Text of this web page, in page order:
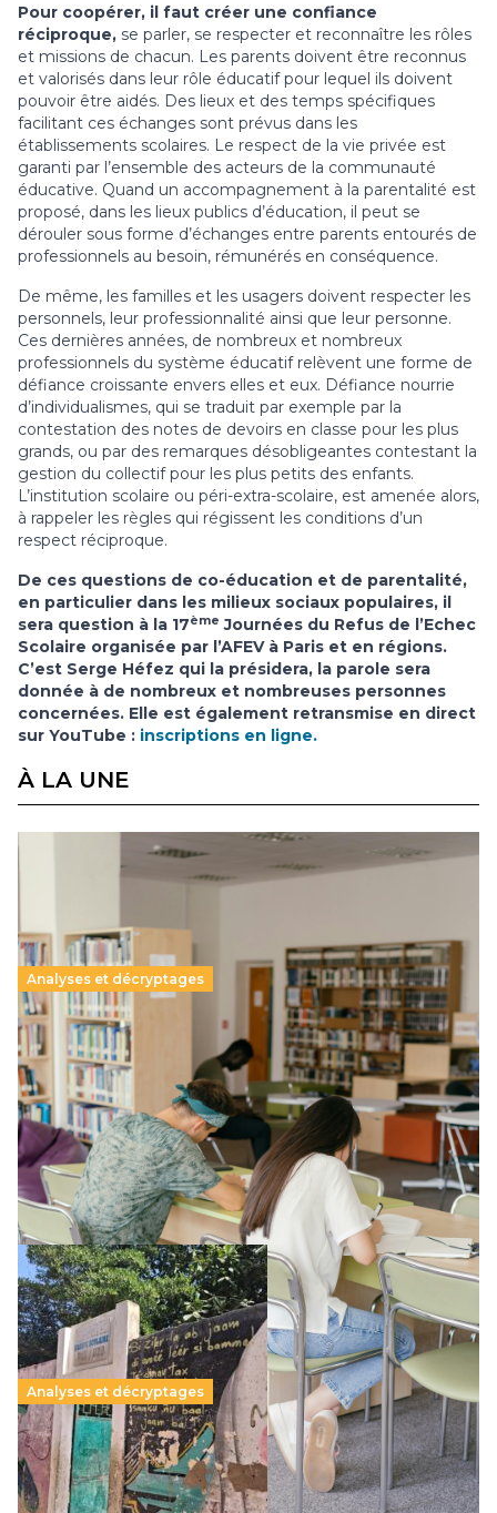
Pour coopérer, il faut créer une confiance
réciproque, se parler, se respecter et reconnaître les rôles
et missions de chacun. Les parents doivent être reconnus
et valorisés dans leur rôle éducatif pour lequel ils doivent
pouvoir être aidés. Des lieux et des temps spécifiques
facilitant ces échanges sont prévus dans les
établissements scolaires. Le respect de la vie privée est
garanti par l’ensemble des acteurs de la communauté
éducative. Quand un accompagnement à la parentalité est
proposé, dans les lieux publics d’éducation, il peut se
dérouler sous forme d’échanges entre parents entourés de
professionnels au besoin, rémunérés en conséquence.
De même, les familles et les usagers doivent respecter les
personnels, leur professionnalité ainsi que leur personne.
Ces dernières années, de nombreux et nombreux
professionnels du système éducatif relèvent une forme de
défiance croissante envers elles et eux. Défiance nourrie
d’individualismes, qui se traduit par exemple par la
contestation des notes de devoirs en classe pour les plus
grands, ou par des remarques désobligeantes contestant la
gestion du collectif pour les plus petits des enfants.
L’institution scolaire ou péri-extra-scolaire, est amenée alors,
à rappeler les règles qui régissent les conditions d’un
respect réciproque.
De ces questions de co-éducation et de parentalité,
en particulier dans les milieux sociaux populaires, il
sera question à la 17ème Journées du Refus de l’Echec
Scolaire organisée par l’AFEV à Paris et en régions.
C’est Serge Héfez qui la présidera, la parole sera
donnée à de nombreux et nombreuses personnes
concernées. Elle est également retransmise en direct
sur YouTube : inscriptions en ligne.
À LA UNE
Analyses et décryptages
Supérieur privé : une dérive qui met à mal la
promesse républicaine
11 juillet 2026-
Le projet de loi sur la régulation de l’enseignement
supérieur privé met en lumière l’amplification d’un système
qui relègue l’acte pédagogique au superfétatoire, voire à…
Lire la suite →
Analyses et décryptages
258 millions d’enfants victimes de la guerre, des
chocs climatiques et des déplacements de
population